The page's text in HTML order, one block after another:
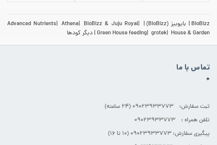
BioBizz بایوبیز (BioBizz) Advanced Nutrients Athena
BioBizz & Juju Royal
Green House feeding grotek House & Garden دیگر کودها
تماس با ما
+
ثبت سفارش: 09023933773 (۲۴ ساعته)
تلفن همراه : 09023933773
پیگیری سفارش: 09023933773 (۱۰ تا ۱۶)